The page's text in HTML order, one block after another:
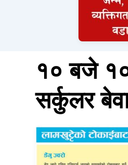
१० बजे १०
सर्कुलर